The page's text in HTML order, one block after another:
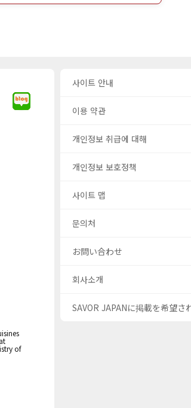
of
사이트 안내
이용 약관
개인정보 취급에 대해
개인정보 보호정책
사이트 맵
문의처
お問い合わせ
회사소개
SAVOR JAPANに掲載を希望さ